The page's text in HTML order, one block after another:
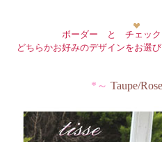
ボーダー と チェック
どちらかお好みのデザインをお選
*～ Taupe/Rose